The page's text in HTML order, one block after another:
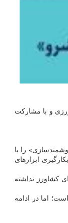
و با مشارکت
را با
ابزارهای
کشاورز نداشته
اما در ادامه